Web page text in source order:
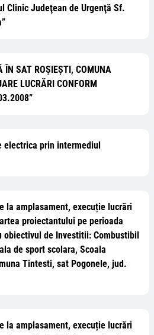
Clinic Judeţean de Urgenţă Sf.
ÎN SAT ROȘIEȘTI, COMUNA
LUCRĂRI CONFORM
electrica prin intermediul
la amplasament, execuție lucrări
proiectantului pe perioada
obiectivul de Investitii: Combustibil
de sport scolara, Scoala
Tintesti, sat Pogonele, jud.
la amplasament, execuție lucrări